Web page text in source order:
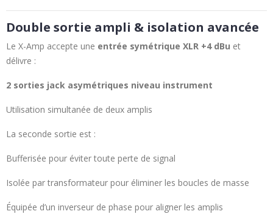
Double sortie ampli & isolation avancée
Le X-Amp accepte une entrée symétrique XLR +4 dBu et
délivre :
2 sorties jack asymétriques niveau instrument
Utilisation simultanée de deux amplis
La seconde sortie est :
Bufferisée pour éviter toute perte de signal
Isolée par transformateur pour éliminer les boucles de masse
Équipée d’un inverseur de phase pour aligner les amplis